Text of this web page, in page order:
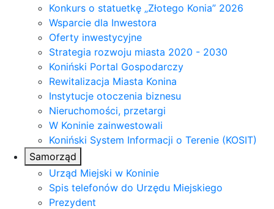
Konkurs o statuetkę „Złotego Konia” 2026
Wsparcie dla Inwestora
Oferty inwestycyjne
Strategia rozwoju miasta 2020 - 2030
Koniński Portal Gospodarczy
Rewitalizacja Miasta Konina
Instytucje otoczenia biznesu
Nieruchomości, przetargi
W Koninie zainwestowali
Koniński System Informacji o Terenie (KOSIT)
Samorząd
Urząd Miejski w Koninie
Spis telefonów do Urzędu Miejskiego
Prezydent